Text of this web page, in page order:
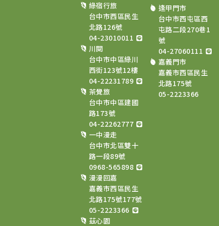
綠宿行旅
台中市西區民生
北路126號
04-23010011
川閱
台中市中區綠川
西街123號12樓
04-22231789
茶覺旅
台中市中區建國
路173號
04-22262777
一中漫走
台中市北區雙十
路一段89號
0968-565898
漫漫回嘉
嘉義市西區民生
北路175號177號
05-2223366
茲心園
逢甲門市
台中市西屯區西
屯路二段270巷1
號
04-27060111
嘉義門市
嘉義市西區民生
北路175號
05-2223366